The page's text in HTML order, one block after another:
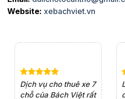
Website: xebachviet.vn
Dịch vụ cho thuê xe 7
chỗ của Bách Việt rất